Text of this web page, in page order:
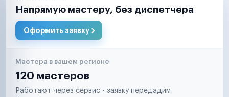
Напрямую мастеру, без диспетчера
Оформить заявку
Мастера в вашем регионе
120 мастеров
Работают через сервис - заявку передадим